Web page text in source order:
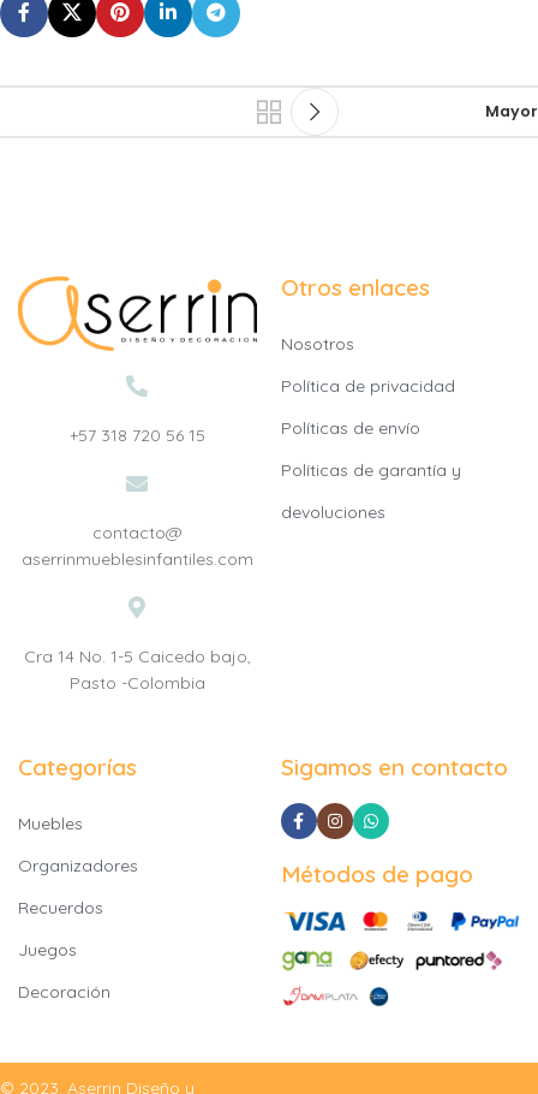
Mayor
+57 318 720 56 15
contacto@
aserrinmueblesinfantiles.com
Cra 14 No. 1-5 Caicedo bajo,
Pasto -Colombia
Otros enlaces
Nosotros
Política de privacidad
Políticas de envío
Políticas de garantía y
devoluciones
Categorías
Muebles
Organizadores
Recuerdos
Juegos
Decoración
Sigamos en contacto
Métodos de pago
© 2023. Aserrin Diseño y